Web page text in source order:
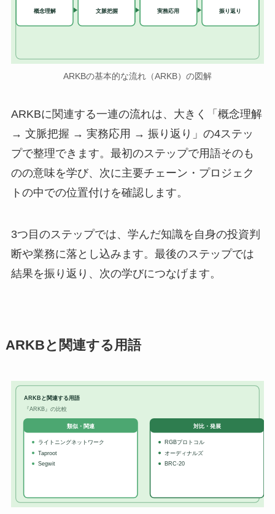
概念理解 文脈把握 実務応用 振り返り
ARKBの基本的な流れ（ARKB）の図解
ARKBに関連する一連の流れは、大きく「概念理解
→ 文脈把握 → 実務応用 → 振り返り」の4ステッ
プで整理できます。最初のステップで用語そのも
のの意味を学び、次に主要チェーン・プロジェク
トの中での位置付けを確認します。
3つ目のステップでは、学んだ知識を自身の投資判
断や業務に落とし込みます。最後のステップでは
結果を振り返り、次の学びにつなげます。
ARKBと関連する用語
ARKBと関連する用語
『ARKB』の比較
類似・関連
ライトニングネットワーク
Taproot
Segwit
対比・発展
RGBプロトコル
オーディナルズ
BRC-20